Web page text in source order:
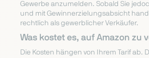
Gewerbe anzumelden. Sobald Sie
und mit Gewinnerzielungsabsicht
rechtlich als gewerblicher Verkäufer.
Was kostet es, auf Amazon zu
Die Kosten hängen von Ihrem Tarif ab.